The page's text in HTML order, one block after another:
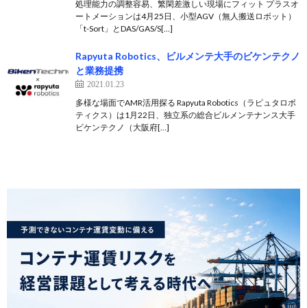
処理能力の調整容易、繁閑差激しい現場にフィット プラスオ
ートメーションは4月25日、小型AGV（無人搬送ロボット）
「t-Sort」とDAS/GAS/S[…]
Rapyuta Robotics、ビルメンテ大手のビケンテクノ
と業務提携
2021.01.23
多様な場面でAMR活用探る Rapyuta Robotics（ラピュタロボ
ティクス）は1月22日、独立系の総合ビルメンテナンス大手
ビケンテクノ（大阪府[…]